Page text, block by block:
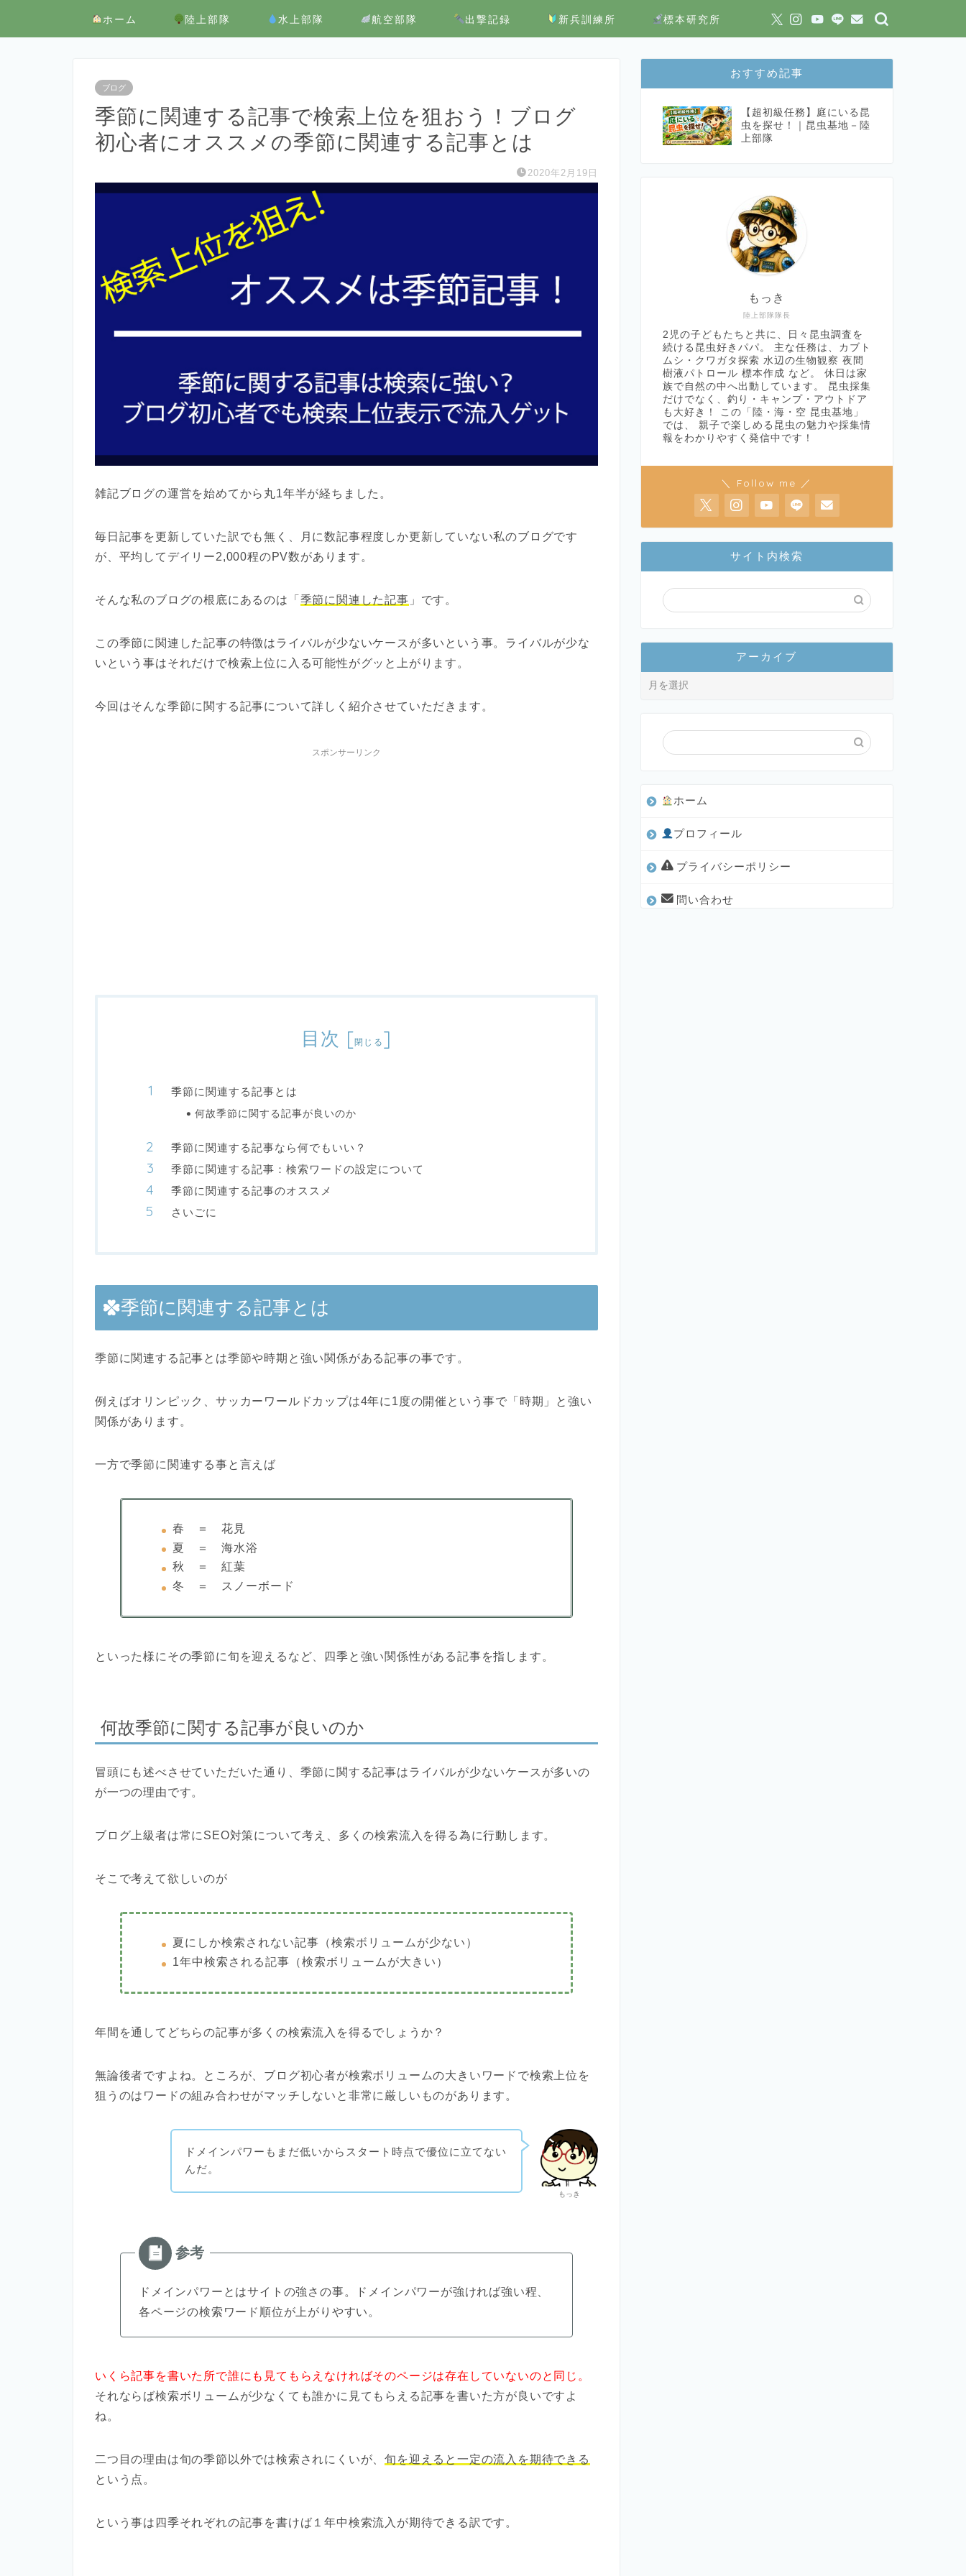
ホーム 陸上部隊 水上部隊 航空部隊 出撃記録 新兵訓練所 標本研究所
ブログ
季節に関連する記事で検索上位を狙おう！ブログ
初心者にオススメの季節に関連する記事とは
2020年2月19日
雑記ブログの運営を始めてから丸1年半が経ちました。
毎日記事を更新していた訳でも無く、月に数記事程度しか更新していない私のブログです
が、平均してデイリー2,000程のPV数があります。
そんな私のブログの根底にあるのは「 季節に関連した記事 」です。
この季節に関連した記事の特徴はライバルが少ないケースが多いという事。ライバルが少な
いという事はそれだけで検索上位に入る可能性がグッと上がります。
今回はそんな季節に関する記事について詳しく紹介させていただきます。
スポンサーリンク
目次 [閉じる ]
季節に関連する記事とは
何故季節に関する記事が良いのか
季節に関連する記事なら何でもいい？
季節に関連する記事：検索ワードの設定について
季節に関連する記事のオススメ
さいごに
季節に関連する記事とは
季節に関連する記事とは季節や時期と強い関係がある記事の事です。
例えばオリンピック、サッカーワールドカップは4年に1度の開催という事で「時期」と強い
関係があります。
一方で季節に関連する事と言えば
春 ＝ 花見
夏 ＝ 海水浴
秋 ＝ 紅葉
冬 ＝ スノーボード
といった様にその季節に旬を迎えるなど、四季と強い関係性がある記事を指します。
何故季節に関する記事が良いのか
冒頭にも述べさせていただいた通り、季節に関する記事はライバルが少ないケースが多いの
が一つの理由です。
ブログ上級者は常にSEO対策について考え、多くの検索流入を得る為に行動します。
そこで考えて欲しいのが
夏にしか検索されない記事（検索ボリュームが少ない）
1年中検索される記事（検索ボリュームが大きい）
年間を通してどちらの記事が多くの検索流入を得るでしょうか？
無論後者ですよね。ところが、ブログ初心者が検索ボリュームの大きいワードで検索上位を
狙うのはワードの組み合わせがマッチしないと非常に厳しいものがあります。
もっき
ドメインパワーもまだ低いからスタート時点で優位に立てない
んだ。
ドメインパワーとはサイトの強さの事。ドメインパワーが強ければ強い程、
各ページの検索ワード順位が上がりやすい。
いくら記事を書いた所で誰にも見てもらえなければそのページは存在していないのと同じ。
それならば検索ボリュームが少なくても誰かに見てもらえる記事を書いた方が良いですよ
ね。
二つ目の理由は旬の季節以外では検索されにくいが、旬を迎えると一定の流入を期待できる
という点。
という事は四季それぞれの記事を書けば１年中検索流入が期待できる訳です。
おすすめ記事
【超初級任務】庭にいる昆
虫を探せ！｜昆虫基地－陸
上部隊
陸上部隊隊長
もっき
2児の子どもたちと共に、日々昆虫調査を
続ける昆虫好きパパ。 主な任務は、カブト
ムシ・クワガタ探索 水辺の生物観察 夜間
樹液パトロール 標本作成 など。 休日は家
族で自然の中へ出動しています。 昆虫採集
だけでなく、釣り・キャンプ・アウトドア
も大好き！ この「陸・海・空 昆虫基地」
では、 親子で楽しめる昆虫の魅力や採集情
報をわかりやすく発信中です！
＼ Follow me ／
サイト内検索
アーカイブ
ホーム
プロフィール
プライバシーポリシー
問い合わせ